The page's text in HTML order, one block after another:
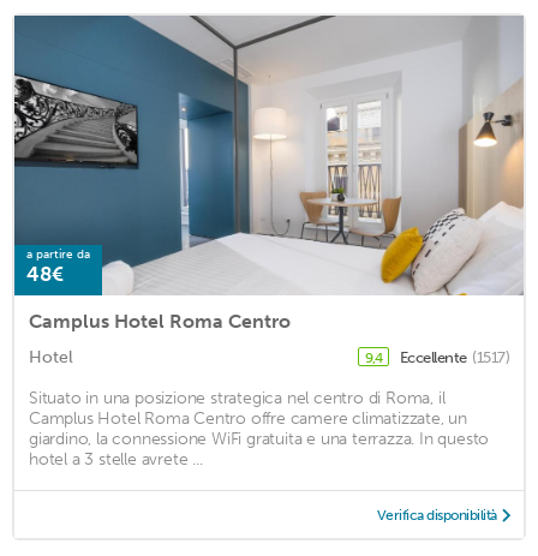
a partire da
48€
Camplus Hotel Roma Centro
Hotel 9,4 Eccellente (1517)
Situato in una posizione strategica nel centro di Roma, il
Camplus Hotel Roma Centro offre camere climatizzate, un
giardino, la connessione WiFi gratuita e una terrazza. In questo
hotel a 3 stelle avrete ...
Verifica disponibilità